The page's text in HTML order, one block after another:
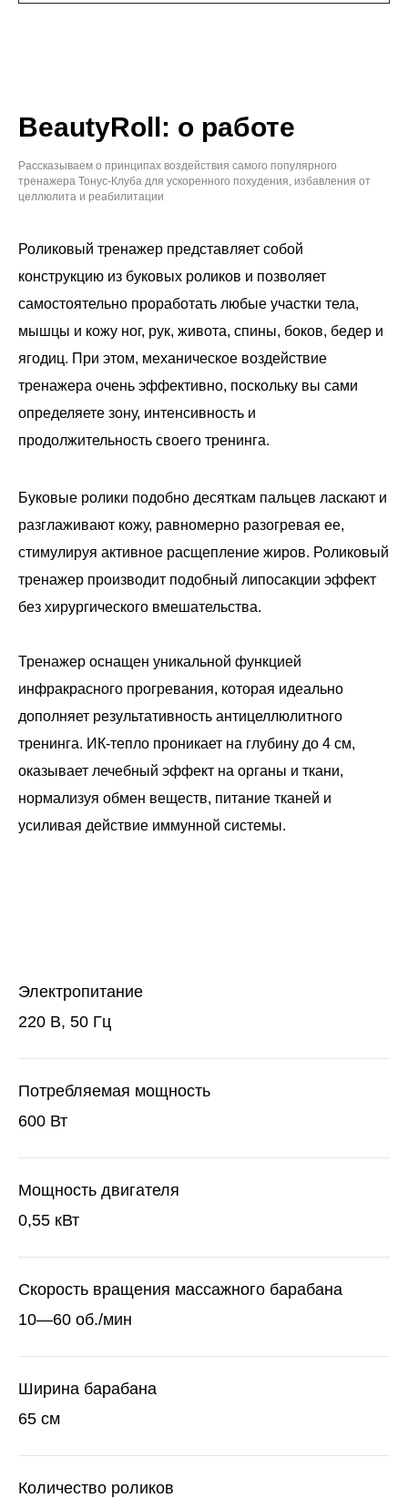
BeautyRoll: о работе
Рассказываем о принципах воздействия самого популярного
тренажера Тонус-Клуба для ускоренного похудения, избавления от
целлюлита и реабилитации
Роликовый тренажер представляет собой
конструкцию из буковых роликов и позволяет
самостоятельно проработать любые участки тела,
мышцы и кожу ног, рук, живота, спины, боков, бедер и
ягодиц. При этом, механическое воздействие
тренажера очень эффективно, поскольку вы сами
определяете зону, интенсивность и
продолжительность своего тренинга.
Буковые ролики подобно десяткам пальцев ласкают и
разглаживают кожу, равномерно разогревая ее,
стимулируя активное расщепление жиров. Роликовый
тренажер производит подобный липосакции эффект
без хирургического вмешательства.
Тренажер оснащен уникальной функцией
инфракрасного прогревания, которая идеально
дополняет результативность антицеллюлитного
тренинга. ИК-тепло проникает на глубину до 4 см,
оказывает лечебный эффект на органы и ткани,
нормализуя обмен веществ, питание тканей и
усиливая действие иммунной системы.
Электропитание
220 В, 50 Гц
Потребляемая мощность
600 Вт
Мощность двигателя
0,55 кВт
Скорость вращения массажного барабана
10—60 об./мин
Ширина барабана
65 см
Количество роликов